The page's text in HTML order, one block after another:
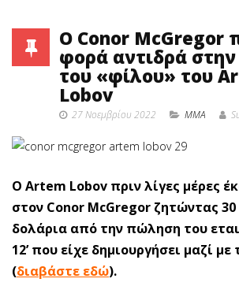
O Conor McGregor
φορά αντιδρά
του «φίλου» του
Lobov
27 Νοεμβρίου 2022 MMA
O Artem Lobov πριν λίγες μέρες
στον Conor McGregor ζητώντας
δολάρια από την πώληση του
12’ που είχε δημιουργήσει μαζί με
(διαβάστε εδώ).